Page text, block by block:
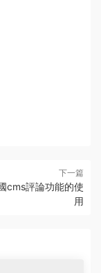
下一篇
cms評論功能的使
用